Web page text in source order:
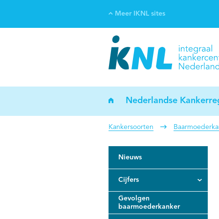
Meer IKNL sites
Nederlandse
Kankersoorten
Nieuws
Cijfers
Gevolgen
baarmoederkanker